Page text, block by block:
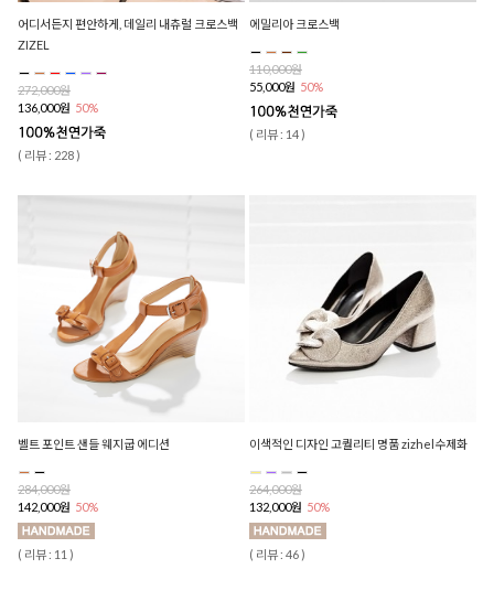
어디서든지 편안하게, 데일리 내츄럴 크로스백
ZIZEL
272,000원
136,000원 50%
( 리뷰 : 228 )
에밀리아 크로스백
110,000원
55,000원 50%
( 리뷰 : 14 )
벨트 포인트 샌들 웨지굽 에디션
284,000원
142,000원 50%
( 리뷰 : 11 )
이색적인 디자인 고퀄리티 명품 zizhel수제화
264,000원
132,000원 50%
( 리뷰 : 46 )